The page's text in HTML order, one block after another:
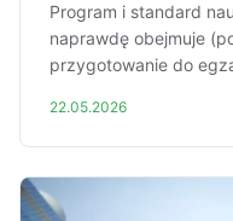
Program i standard
naprawdę obejmuje
przygotowanie do
22.05.2026